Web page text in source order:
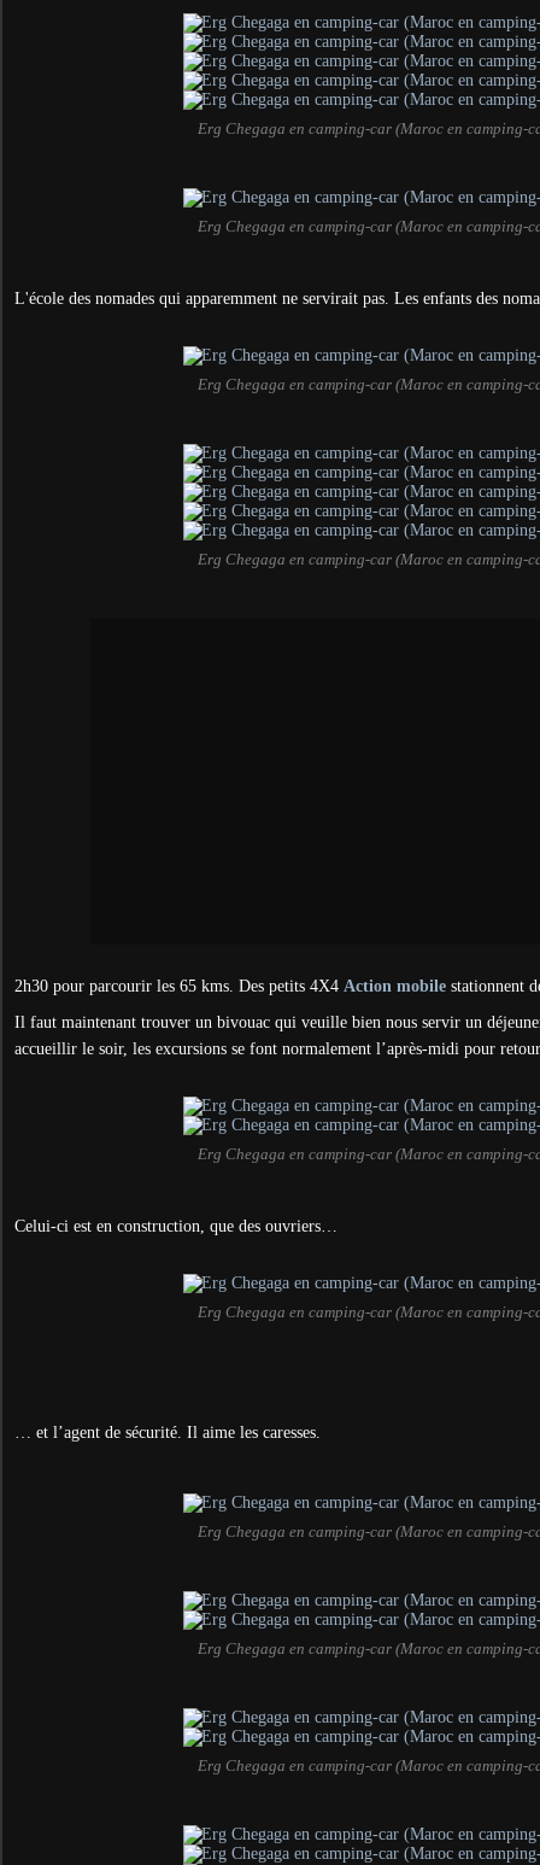
Erg Chegaga en camping-car (Maroc en camping-
Erg Chegaga en camping-car (Maroc en camping-
L'école des nomades qui apparemment ne servirait pas. Les enfants des
Erg Chegaga en camping-car (Maroc en camping-
Erg Chegaga en camping-car (Maroc en camping-
2h30 pour parcourir les 65 kms. Des petits 4X4 Action mobile stationnent
Il faut maintenant trouver un bivouac qui veuille bien nous servir un
accueillir le soir, les excursions se font normalement l’après-midi pour
Erg Chegaga en camping-car (Maroc en camping-
Celui-ci est en construction, que des ouvriers…
Erg Chegaga en camping-car (Maroc en camping-
… et l’agent de sécurité. Il aime les caresses.
Erg Chegaga en camping-car (Maroc en camping-
Erg Chegaga en camping-car (Maroc en camping-
Erg Chegaga en camping-car (Maroc en camping-